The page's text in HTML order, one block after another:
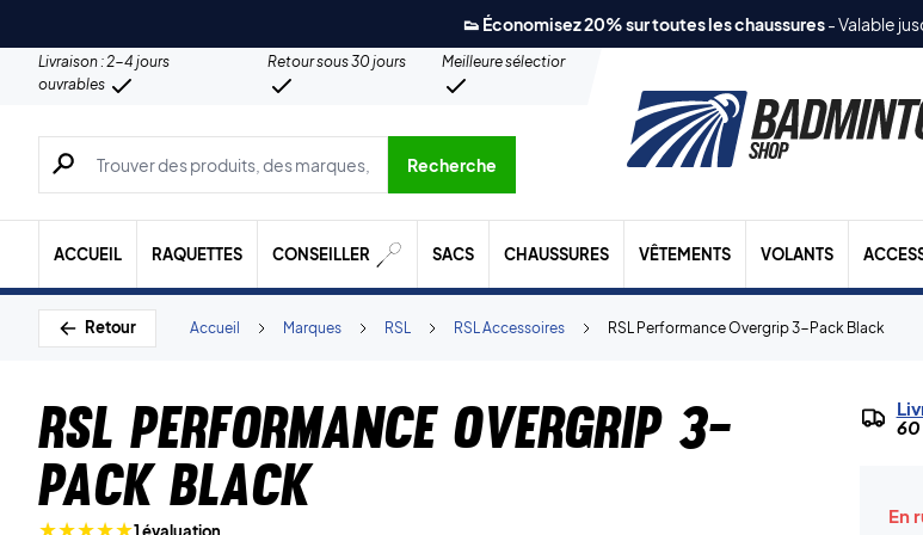
👟 Économisez 20% sur toutes les chaussures-Valable
Livraison : 2-4 jours
ouvrables
Retour sous 30 jours
Meilleure sélection
Recherche de produits, de marques, etc.
Recherche
ACCUEIL RAQUETTES CONSEILLER SACS CHAUSSURES VÊTEMENTS VOLANTS
Retour RSL Performance Overgrip 3-Pack Black
RSL Accessoires
RSL
Marques
Accueil
RSL Performance Overgrip 3-
Pack Black
En